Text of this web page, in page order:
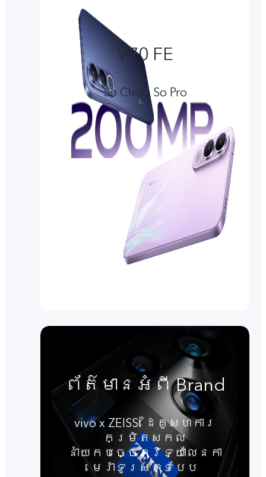
V70 FE
So Clear, So Pro
ព័ត៌មានអំពី Brand
vivo x ZEISS: ដៃគូសហការ
កម្រិតសកល
នាំយកបច្ចេកវិទ្យាលែនកា
មេរ៉ាទូរសព្ទបែប